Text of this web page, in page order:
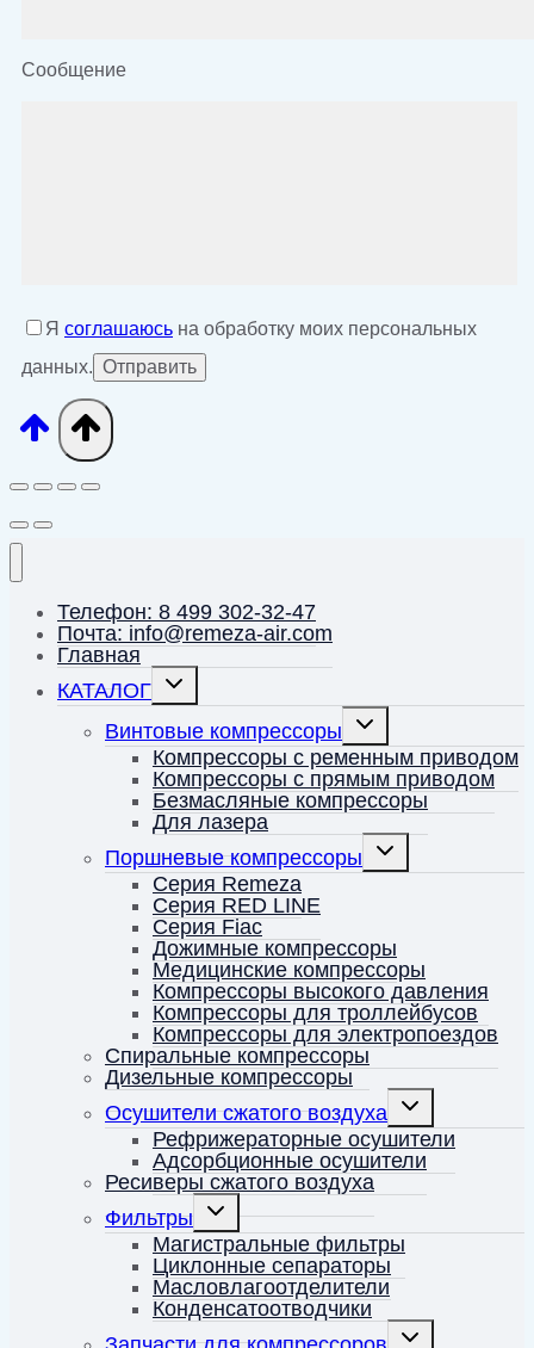
Сообщение
Я соглашаюсь на обработку моих персональных
данных.
Телефон: 8 499 302-32-47
Почта: info@remeza-air.com
Главная
КАТАЛОГ
Переключить
Винтовые компрессоры
Переключить
меню
Компрессоры с ременным приводом
Компрессоры с прямым приводом
Безмасляные компрессоры
Для лазера
Поршневые компрессоры
Переключить
Серия Remeza
Серия RED LINE
Серия Fiac
Дожимные компрессоры
Медицинские компрессоры
Компрессоры высокого давления
Компрессоры для троллейбусов
Компрессоры для электропоездов
Спиральные компрессоры
Дизельные компрессоры
Осушители сжатого воздуха
Переключить
меню
Рефрижераторные осушители
Адсорбционные осушители
Ресиверы сжатого воздуха
Фильтры
Переключить
дочернее
меню
Магистральные фильтры
Циклонные сепараторы
Масловлагоотделители
Конденсатоотводчики
Переключить